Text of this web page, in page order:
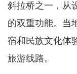
斜拉桥之一，从
的双重功能。当
宿和民族文化体
旅游线路。